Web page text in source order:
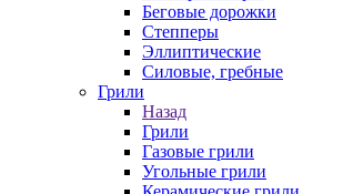
Беговые дорожки
Степперы
Эллиптические
Силовые, гребные
Грили
Назад
Грили
Газовые грили
Угольные грили